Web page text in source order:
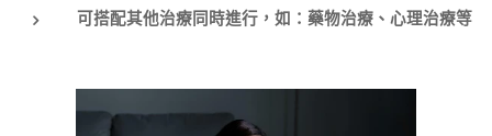
可搭配其他治療同時進行，如：藥物治療、心理治療等